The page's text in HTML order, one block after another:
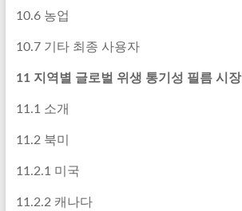
10.6 농업
10.7 기타 최종 사용자
11 지역별 글로벌 위생 통기성 필름 시장
11.1 소개
11.2 북미
11.2.1 미국
11.2.2 캐나다